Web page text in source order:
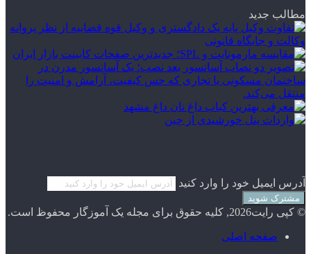
مطالب جدید
آدرس ایمیل خود را وارد کنید
© کپی رایت2026, کلیه حقوق برای مجله یک آموزگار محفوظ است.
صفحه اصلی